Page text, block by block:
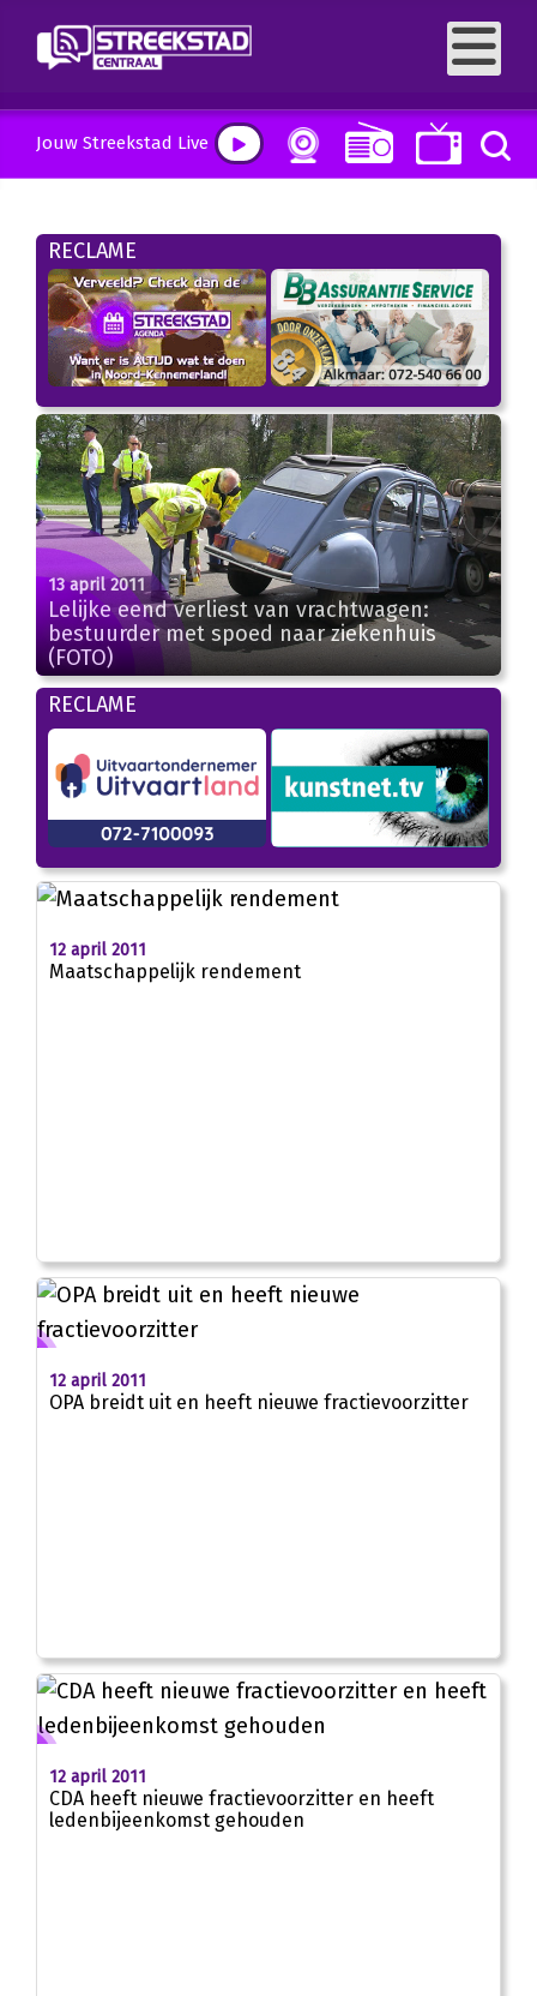
Jouw Streekstad Live
RECLAME
13 april 2011
Lelijke eend verliest van vrachtwagen:
bestuurder met spoed naar ziekenhuis
(FOTO)
RECLAME
12 april 2011
Maatschappelijk rendement
12 april 2011
OPA breidt uit en heeft nieuwe fractievoorzitter
12 april 2011
CDA heeft nieuwe fractievoorzitter en heeft
ledenbijeenkomst gehouden